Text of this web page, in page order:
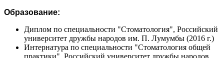
Образование:
Диплом по специальности "Стоматология", Российский
университет дружбы народов им. П. Лумумбы (2016 г.)
Интернатура по специальности "Стоматология общей
практики", Российский университет дружбы народов